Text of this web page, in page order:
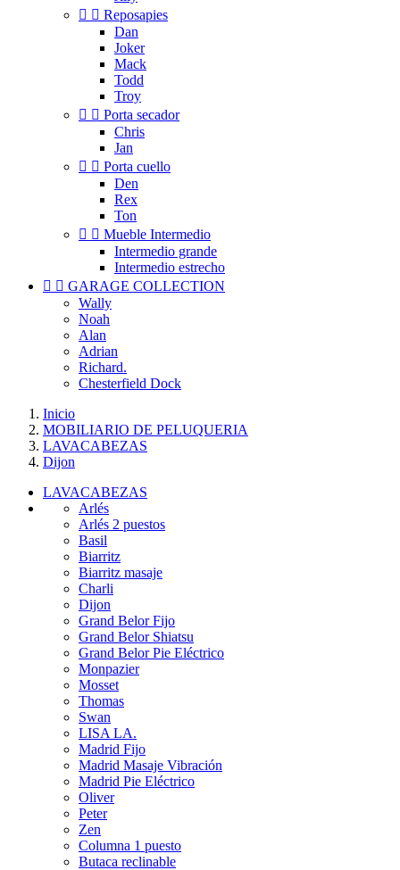
  Reposapies
Dan
Joker
Mack
Todd
Troy
  Porta secador
Chris
Jan
  Porta cuello
Den
Rex
Ton
  Mueble Intermedio
Intermedio grande
Intermedio estrecho
  GARAGE COLLECTION
Wally
Noah
Alan
Adrian
Richard.
Chesterfield Dock
Inicio
MOBILIARIO DE PELUQUERIA
LAVACABEZAS
Dijon
LAVACABEZAS
Arlés
Arlés 2 puestos
Basil
Biarritz
Biarritz masaje
Charli
Dijon
Grand Belor Fijo
Grand Belor Shiatsu
Grand Belor Pie Eléctrico
Monpazier
Mosset
Thomas
Swan
LISA LA.
Madrid Fijo
Madrid Masaje Vibración
Madrid Pie Eléctrico
Oliver
Peter
Zen
Columna 1 puesto
Butaca reclinable